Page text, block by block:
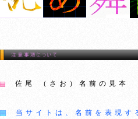
佐尾 （さお）名前の見本
当サイトは、名前を表現す